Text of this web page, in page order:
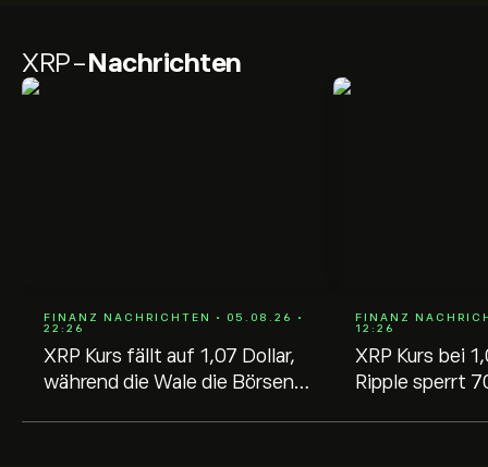
XRP-Nachrichten
FINANZ NACHRICHTEN • 05.08.26 •
22:26
XRP Kurs fällt auf 1,07 Dollar,
während die Wale die Börsen
FINANZ
12:26
XRP Kurs bei
Ripple sperrt